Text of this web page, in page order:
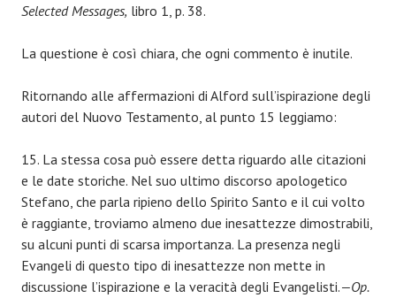
Selected Messages, libro 1, p. 38.
La questione è così chiara, che ogni commento è inutile.
Ritornando alle affermazioni di Alford sull’ispirazione degli
autori del Nuovo Testamento, al punto 15 leggiamo:
15. La stessa cosa può essere detta riguardo alle citazioni
e le date storiche. Nel suo ultimo discorso apologetico
Stefano, che parla ripieno dello Spirito Santo e il cui volto
è raggiante, troviamo almeno due inesattezze dimostrabili,
su alcuni punti di scarsa importanza. La presenza negli
Evangeli di questo tipo di inesattezze non mette in
discussione l’ispirazione e la veracità degli Evangelisti.—Op.